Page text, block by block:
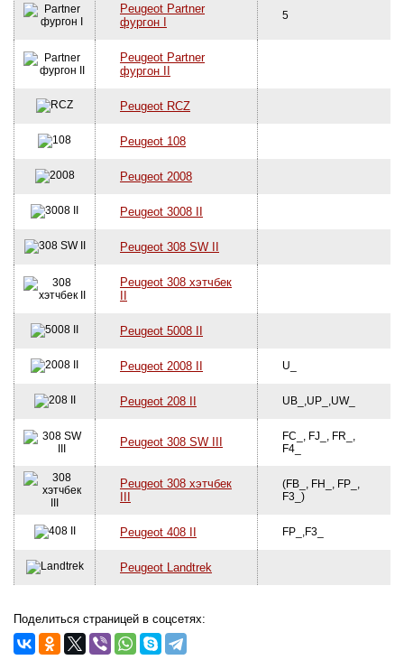
Peugeot Partner
фургон I
5
Peugeot Partner
фургон II
Peugeot RCZ
Peugeot 108
Peugeot 2008
Peugeot 3008 II
Peugeot 308 SW II
Peugeot 308 хэтчбек
II
Peugeot 5008 II
Peugeot 2008 II U_
Peugeot 208 II UB_,UP_,UW_
Peugeot 308 SW III
FC_, FJ_, FR_,
F4_
Peugeot 308 хэтчбек
III
(FB_, FH_, FP_,
F3_)
Peugeot 408 II FP_,F3_
Peugeot Landtrek
Поделиться страницей в соцсетях: